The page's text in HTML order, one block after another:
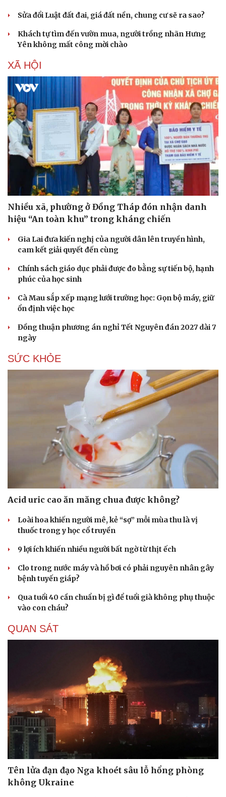
Podcast
Câu chuyện thời sự
Đọc truyện đêm khuya
Cửa sổ tình yêu
Kể chuyện cho bé
Hạt giống tâm hồn
Sửa đổi Luật đất đai, giá đất nền, chung cư sẽ ra sao?
Khách tự tìm đến vườn mua, người trồng nhãn Hưng
Yên không mất công mời chào
XÃ HỘI
Nhiều xã, phường ở Đồng Tháp đón nhận danh
hiệu “An toàn khu” trong kháng chiến
Gia Lai đưa kiến nghị của người dân lên truyền hình,
cam kết giải quyết đến cùng
Chính sách giáo dục phải được đo bằng sự tiến bộ, hạnh
phúc của học sinh
Cà Mau sắp xếp mạng lưới trường học: Gọn bộ máy, giữ
ổn định việc học
Đồng thuận phương án nghỉ Tết Nguyên đán 2027 dài 7
ngày
SỨC KHỎE
Acid uric cao ăn măng chua được không?
Loài hoa khiến người mê, kẻ “sợ” mỗi mùa thu là vị
thuốc trong y học cổ truyền
9 lợi ích khiến nhiều người bất ngờ từ thịt ếch
Clo trong nước máy và hồ bơi có phải nguyên nhân gây
bệnh tuyến giáp?
Qua tuổi 40 cần chuẩn bị gì để tuổi già không phụ thuộc
vào con cháu?
QUAN SÁT
Tên lửa đạn đạo Nga khoét sâu lỗ hổng phòng
không Ukraine